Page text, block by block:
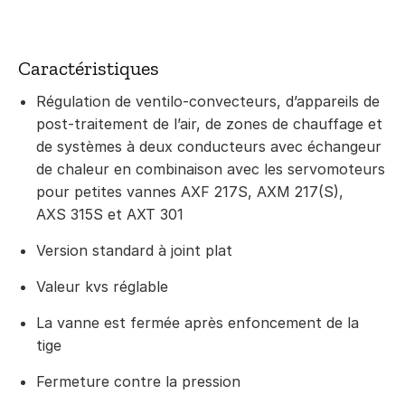
Caractéristiques
Régulation de ventilo-convecteurs, d’appareils de
post-traitement de l’air, de zones de chauffage et
de systèmes à deux conducteurs avec échangeur
de chaleur en combinaison avec les servomoteurs
pour petites vannes AXF 217S, AXM 217(S),
AXS 315S et AXT 301
Version standard à joint plat
Valeur kvs réglable
La vanne est fermée après enfoncement de la
tige
Fermeture contre la pression